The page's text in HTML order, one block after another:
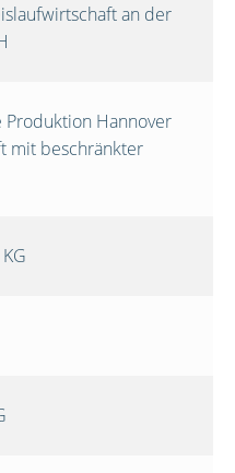
an der
Hannover
mit beschränkter